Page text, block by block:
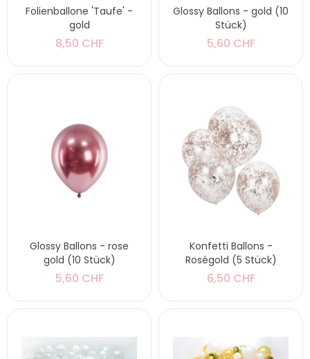
Folienballone 'Taufe' -
gold
8,50 CHF
Glossy Ballons - gold (10
Stück)
5,60 CHF
Glossy Ballons - rose
gold (10 Stück)
5,60 CHF
Konfetti Ballons -
Roségold (5 Stück)
6,50 CHF